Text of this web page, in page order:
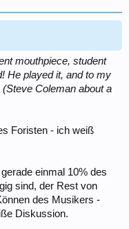
mouthpiece, student
He played it, and to my
Coleman about a
Foristen - ich weiß
einmal 10% des
sind, der Rest von
des Musikers -
Diskussion.